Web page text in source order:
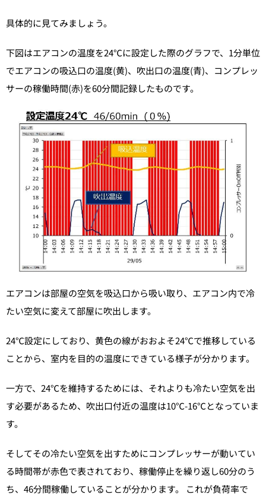
具体的に見てみましょう。
下図はエアコンの温度を24℃に設定した際のグラフで、1分単位
でエアコンの吸込口の温度(黄)、吹出口の温度(青)、コンプレッ
サーの稼働時間(赤)を60分間記録したものです。
エアコンは部屋の空気を吸込口から吸い取り、エアコン内で冷
たい空気に変えて部屋に吹出します。
24℃設定にしており、黄色の線がおおよそ24℃で推移している
ことから、室内を目的の温度にできている様子が分かります。
一方で、24℃を維持するためには、それよりも冷たい空気を出
す必要があるため、吹出口付近の温度は10℃-16℃となっていま
す。
そしてその冷たい空気を出すためにコンプレッサーが動いてい
る時間帯が赤色で表されており、稼働停止を繰り返し60分のう
ち、46分間稼働していることが分かります。 これが負荷率で